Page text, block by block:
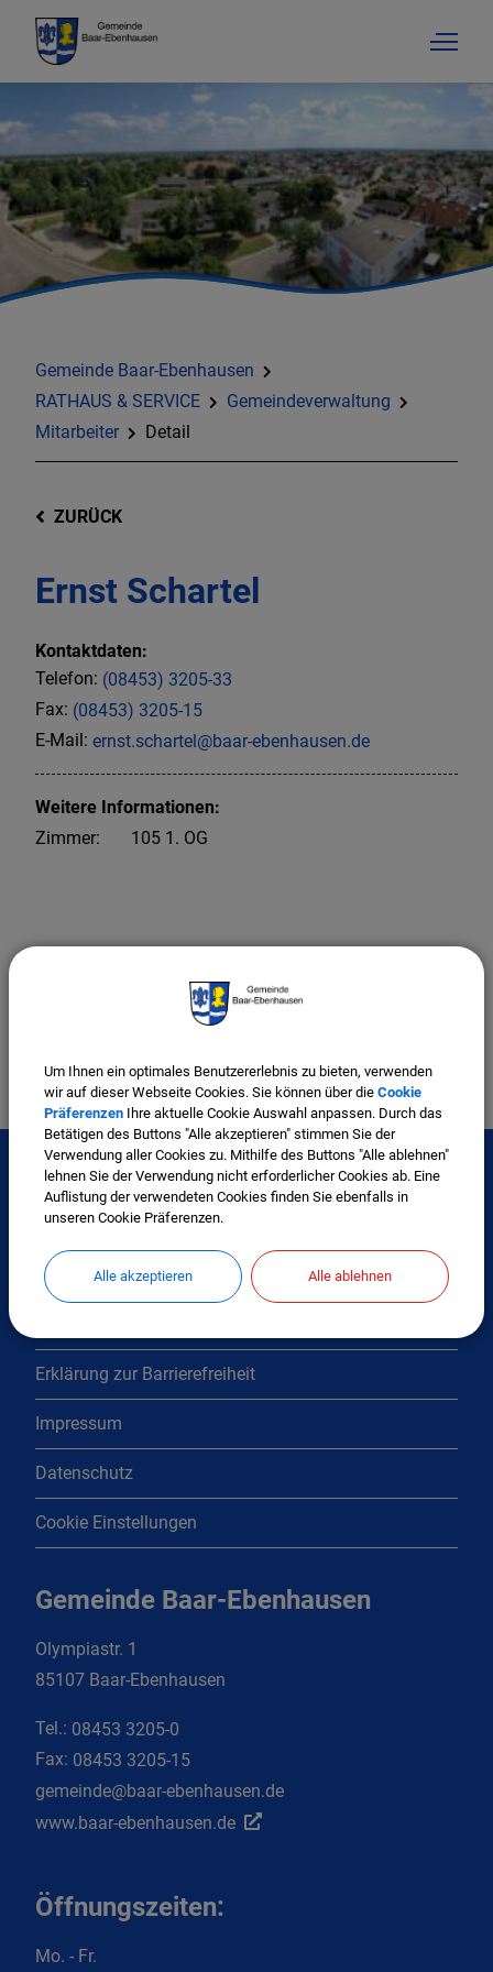
Gemeinde Baar-Ebenhausen
RATHAUS & SERVICE
Gemeindeverwaltung
Mitarbeiter
Detail
ZURÜCK
Ernst Schartel
Kontaktdaten:
Telefon: (08453) 3205-33
Fax: (08453) 3205-15
E-Mail: ernst.schartel@baar-ebenhausen.de
Weitere Informationen:
Zimmer:
105 1. OG
Amt III - Bauverwaltung
Interessante Links
Kontakt
Erklärung zur Barrierefreiheit
Impressum
Datenschutz
Cookie Einstellungen
Gemeinde Baar-Ebenhausen
Olympiastr. 1
85107 Baar-Ebenhausen
Tel.: 08453 3205-0
Fax: 08453 3205-15
gemeinde@baar-ebenhausen.de
www.baar-ebenhausen.de
Öffnungszeiten:
Mo. - Fr.
Um Ihnen ein optimales Benutzererlebnis zu bieten, verwenden
wir auf dieser Webseite Cookies. Sie können über die Cookie
Präferenzen Ihre aktuelle Cookie Auswahl anpassen. Durch das
Betätigen des Buttons "Alle akzeptieren" stimmen Sie der
Verwendung aller Cookies zu. Mithilfe des Buttons "Alle ablehnen"
lehnen Sie der Verwendung nicht erforderlicher Cookies ab. Eine
Auflistung der verwendeten Cookies finden Sie ebenfalls in
unseren Cookie Präferenzen.
Alle akzeptieren Alle ablehnen